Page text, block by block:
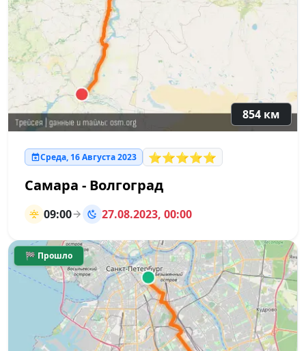
854 км
Среда, 16 Августа 2023 ⭐⭐⭐⭐⭐
Самара - Волгоград
09:00 27.08.2023, 00:00
🏁 Прошло